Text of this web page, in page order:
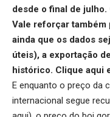
desde o final de julho.
Vale reforçar também
ainda que os dados
úteis), a exportação
histórico. Clique aqui
E enquanto o preço da
internacional segue